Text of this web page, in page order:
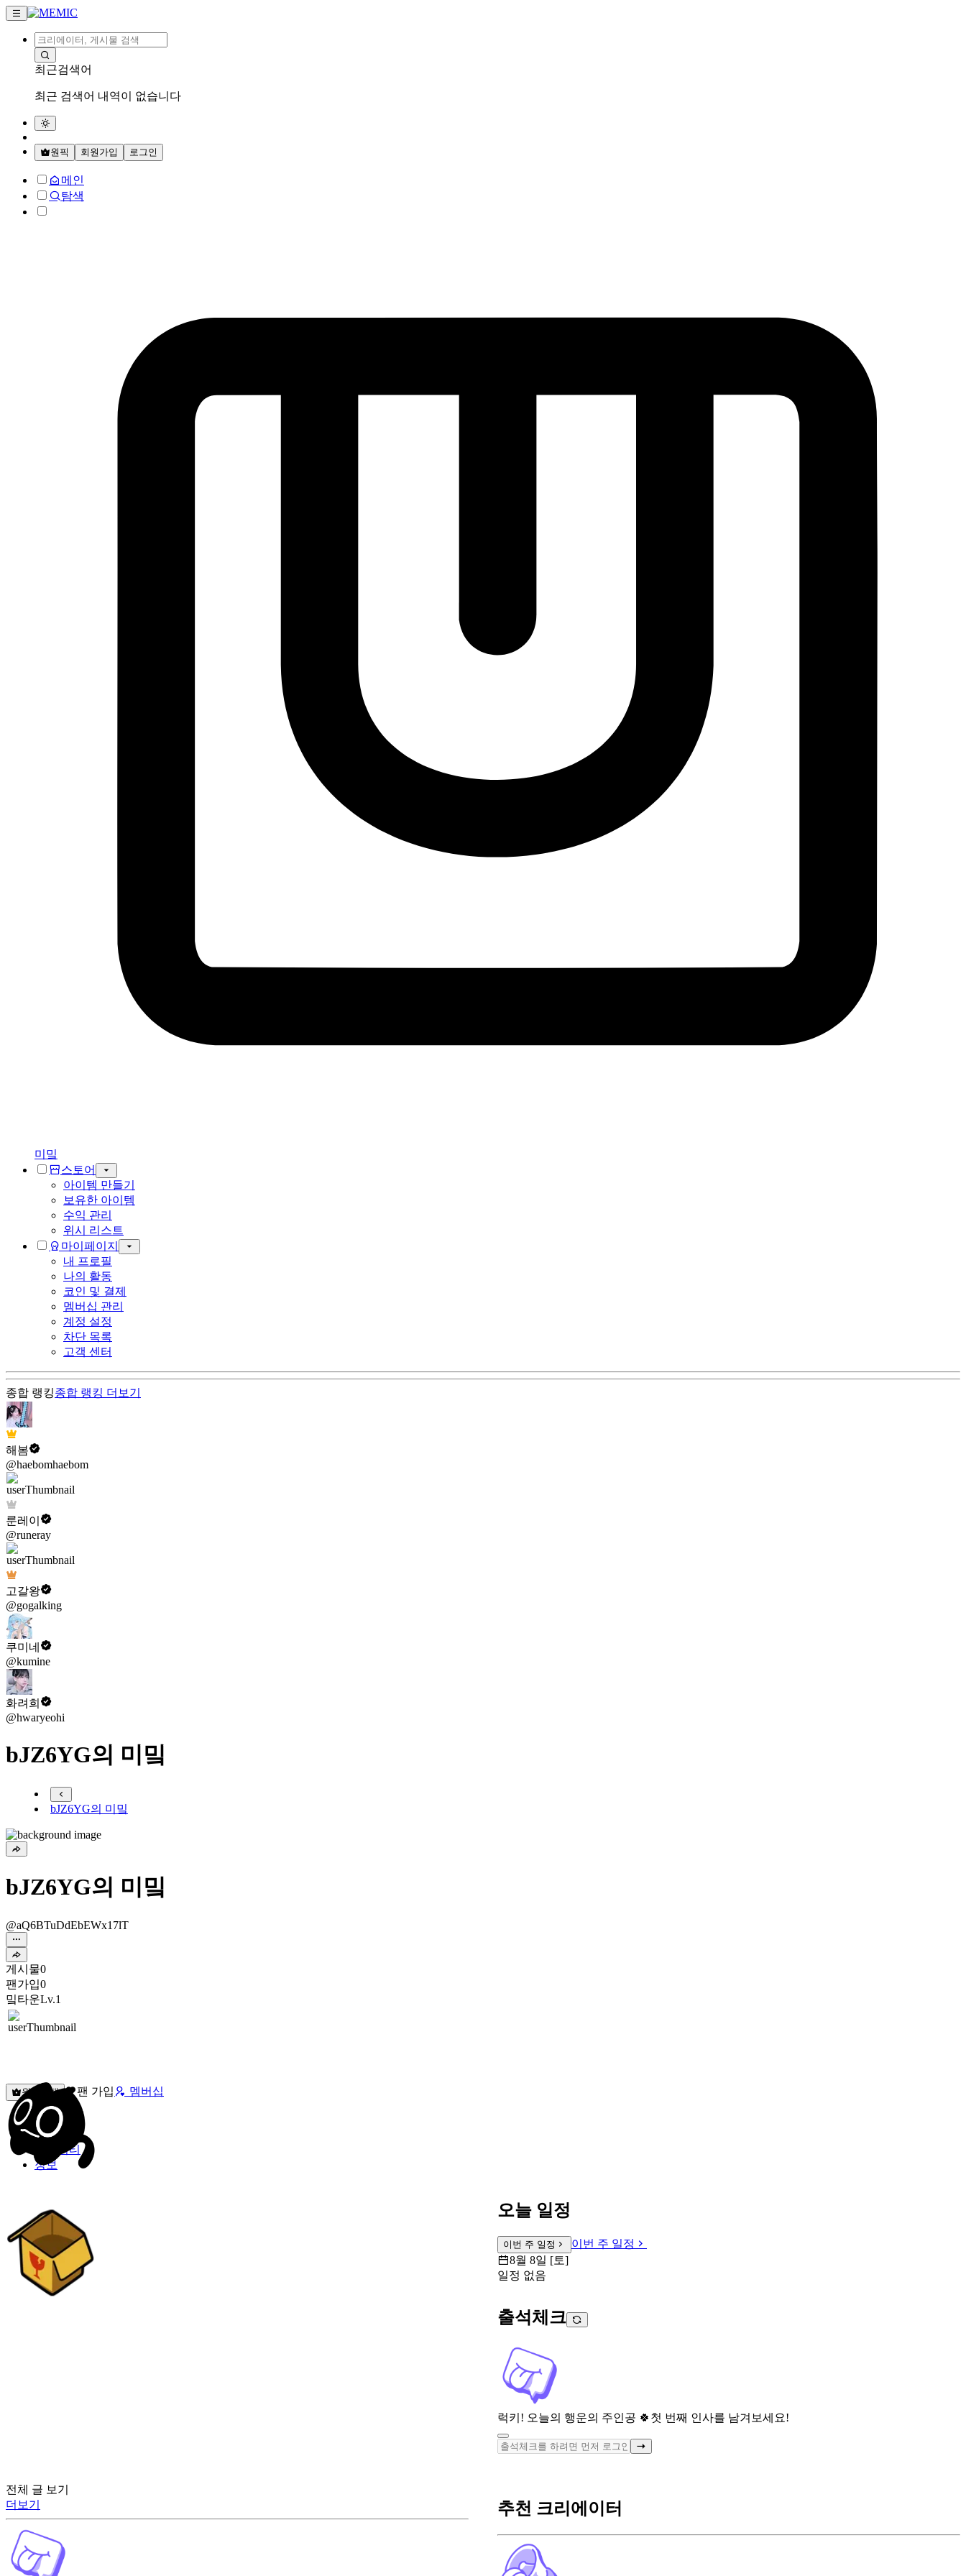
최근검색어
최근 검색어 내역이 없습니다
원픽 회원가입 로그인
메인
탐색
미밐
스토어
아이템 만들기
보유한 아이템
수익 관리
위시 리스트
마이페이지
내 프로필
나의 활동
코인 및 결제
멤버십 관리
계정 설정
차단 목록
고객 센터
종합 랭킹종합 랭킹 더보기
해봄
@haebomhaebom
룬레이
@runeray
고갈왕
@gogalking
쿠미네
@kumine
화려희
@hwaryeohi
bJZ6YG의 미밐
bJZ6YG의 미밐
bJZ6YG의 미밐
@aQ6BTuDdEbEWx17lT
게시물0
팬가입0
밐타운Lv.1
원픽선택 팬 가입 멤버십
밐타운
피드
커뮤니티
정보
오늘 일정
이번 주 일정
이번 주 일정
8월 8일 [토]
일정 없음
출석체크
럭키! 오늘의 행운의 주인공 🍀 첫 번째 인사를 남겨보세요!
전체 글 보기
더보기
추천 크리에이터